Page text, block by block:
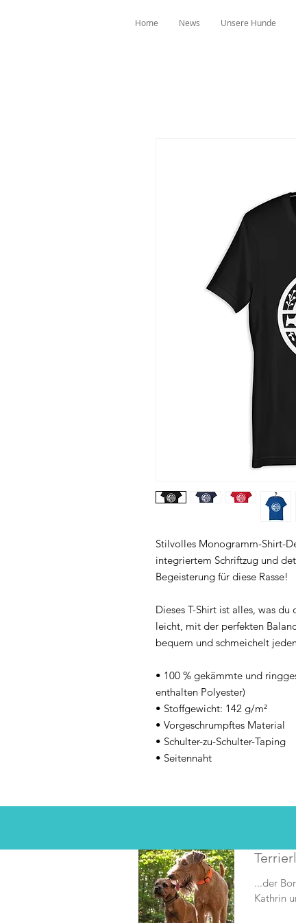
Home News Unsere Hunde
Stilvolles Monogramm-Shirt-
integriertem Schriftzug und
Begeisterung für diese Rasse!
Dieses T-Shirt ist alles, was
leicht, mit der perfekten
bequem und schmeichelt
• 100 % gekämmte und
enthalten Polyester)
• Stoffgewicht: 142 g/m²
• Vorgeschrumpftes Material
• Schulter-zu-Schulter-Taping
• Seitennaht
...der
Kathrin